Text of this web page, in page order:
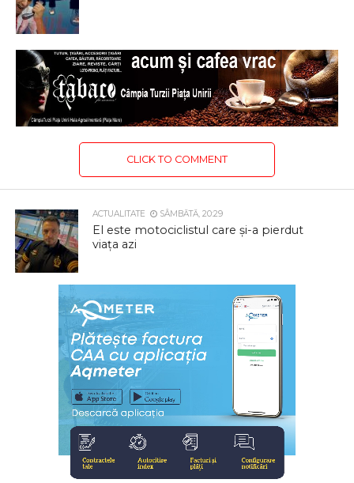
CLICK TO COMMENT
ACTUALITATE SÂMBĂTĂ, 20:29
El este motociclistul care și-a pierdut
viața azi